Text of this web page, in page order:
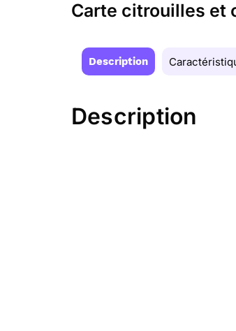
Carte citrouilles et
Description
Description